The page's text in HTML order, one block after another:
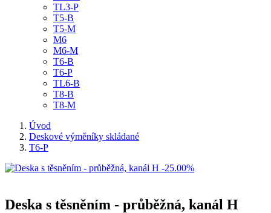
TL3-P
T5-B
T5-M
M6
M6-M
T6-B
T6-P
TL6-B
T8-B
T8-M
Úvod
Deskové výměníky skládané
T6-P
-25.00%
Deska s těsněním - průběžná, kanál H